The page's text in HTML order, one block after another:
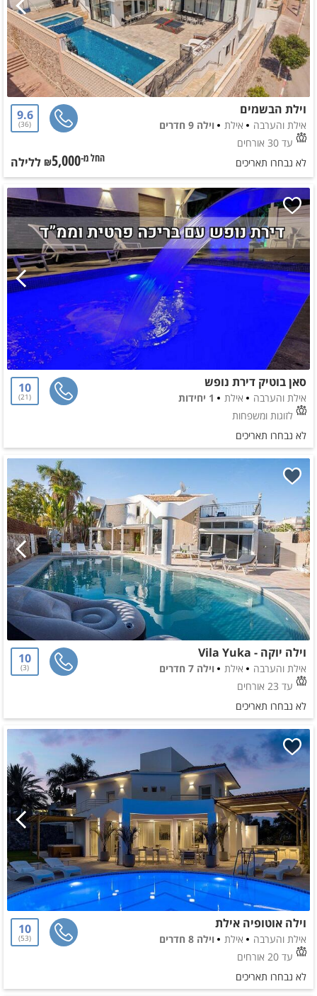
וילת הבשמים
אילת והערבה אילת
וילה 9 חדרים
עד 30 אורחים
9.6
36
לא נבחרו תאריכים החל מ-₪5,000 ללילה
סאן בוטיק דירת נופש
אילת והערבה אילת
1 יחידות
לזוגות ומשפחות
10
21
לא נבחרו תאריכים
וילה יוקה - Vila Yuka
אילת והערבה אילת
וילה 7 חדרים
עד 23 אורחים
10
3
לא נבחרו תאריכים
וילה אוטופיה אילת
אילת והערבה אילת
וילה 8 חדרים
עד 20 אורחים
10
53
לא נבחרו תאריכים